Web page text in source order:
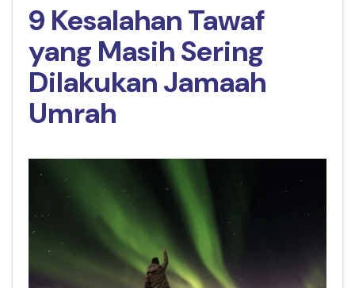
9 Kesalahan Tawaf
yang Masih Sering
Dilakukan Jamaah
Umrah